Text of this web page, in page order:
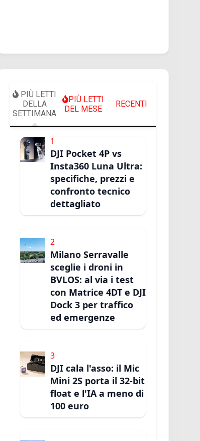
PIÙ LETTI
DELLA
SETTIMANA
PIÙ LETTI
DEL MESE
RECENTI
1
DJI Pocket 4P vs
Insta360 Luna Ultra:
specifiche, prezzi e
confronto tecnico
dettagliato
2
Milano Serravalle
sceglie i droni in
BVLOS: al via i test
con Matrice 4DT e DJI
Dock 3 per traffico
ed emergenze
3
DJI cala l'asso: il Mic
Mini 2S porta il 32-bit
float e l'IA a meno di
100 euro